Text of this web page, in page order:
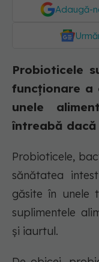
Adaugă-
Probioticele
funcționare a
unele
întreabă dacă
Probioticele,
sănătatea
găsite în unele
suplimentele
și iaurtul.